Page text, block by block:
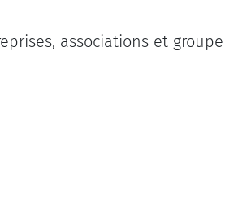
associations et groupe